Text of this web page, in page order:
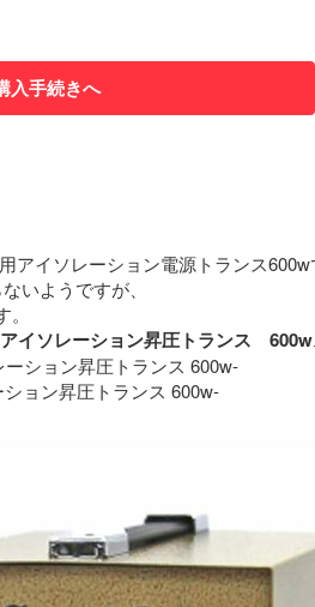
入手続きへ
アイソレーション電源トランス
いようですが、
イソレーション昇圧トランス　
ョン昇圧トランス 600w-